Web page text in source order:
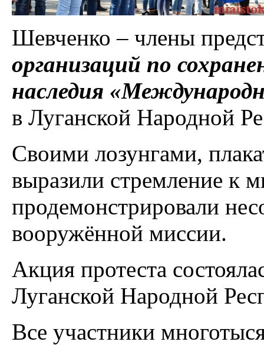
Шевченко – члены
организаций по
наследия
в Луганской Народной
Своими лозунгами,
выразили стремление к
продемонстрировали
вооружённой миссии.
Акция протеста
Луганской Народной
Все участники